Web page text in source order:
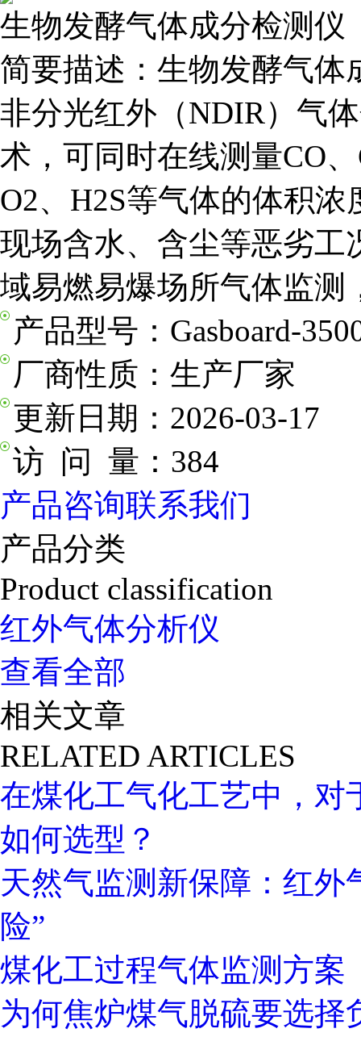
生物发酵气体成分检测仪
简要描述： 生物发酵气体
非分光红外（NDIR）气
术，可同时在线测量CO
O2、H2S等气体的体积
现场含水、含尘等恶劣工
域易燃易爆场所气体监测
产品型号： Gasboard-
厂商性质： 生产厂家
更新日期： 2026-03-17
访 问 量： 384
产品咨询联系我们
产品分类
Product classification
红外气体分析仪
查看全部
相关文章
RELATED ARTICLES
在煤化工气化工艺中，对
如何选型？
天然气监测新保障：红外
险”
煤化工过程气体监测方
为何焦炉煤气脱硫要选择